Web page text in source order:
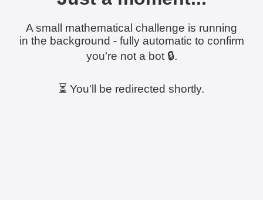
A small mathematical challenge is running
in the background - fully automatic to confirm
you're not a bot 🔒.
⏳ You'll be redirected shortly.